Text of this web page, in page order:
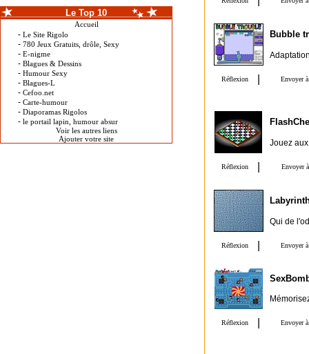
Le Top 10
Accueil
- Le Site Rigolo
- 780 Jeux Gratuits, drôle, Sexy
- E-nigme
- Blagues & Dessins
- Humour Sexy
- Blagues-L
- Cefoo.net
- Carte-humour
- Diaporamas Rigolos
- le portail lapin, humour absur
Voir les autres liens
Ajouter votre site
Bubble
Jouez
Qui de